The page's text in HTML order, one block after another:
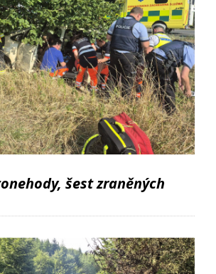
šest zraněných